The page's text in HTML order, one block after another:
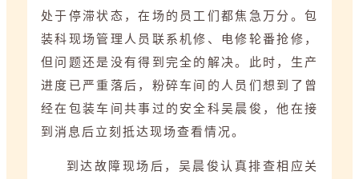
处于停滞状态，在场的员工们都焦急万分。包
装科现场管理人员联系机修、电修轮番抢修，
但问题还是没有得到完全的解决。 此时，生产
进度已严重落后，粉碎车间的人员们想到了曾
经在包装车间共事过的安全科吴晨俊，他在接
到消息后立刻抵达现场查看情况。
到达故障现场后，吴晨俊认真排查相应关